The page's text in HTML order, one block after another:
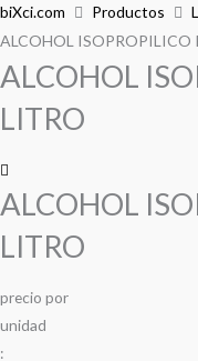
biXci.com
Productos
ALCOHOL ISOPROPILICO
ALCOHOL
LITRO
ALCOHOL
LITRO
precio por
unidad
:
El
precio
S/ 29.00.
El
ALCOHOL
ISOPROPILICO
PURO
LITRO
El
precio
S/ 29.00.
El